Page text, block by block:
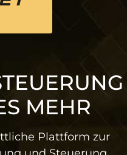
MEHR
Plattform zur